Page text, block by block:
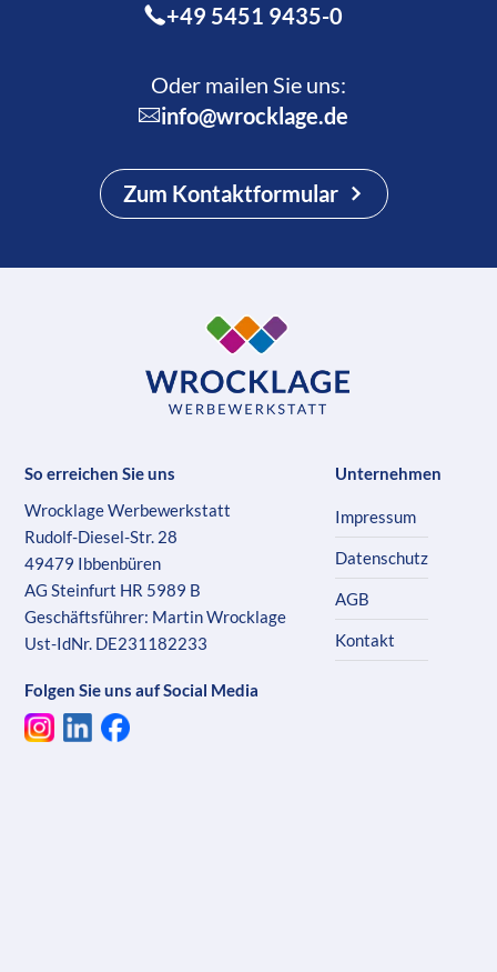
+49 5451 9435-0
Oder mailen Sie uns:
info@wrocklage.de
Zum Kontaktformular
So erreichen Sie uns
Wrocklage Werbewerkstatt
Rudolf-Diesel-Str. 28
49479 Ibbenbüren
AG Steinfurt HR 5989 B
Geschäftsführer: Martin Wrocklage
Ust-IdNr. DE231182233
Folgen Sie uns auf Social Media
Unternehmen
Impressum
Datenschutz
AGB
Kontakt